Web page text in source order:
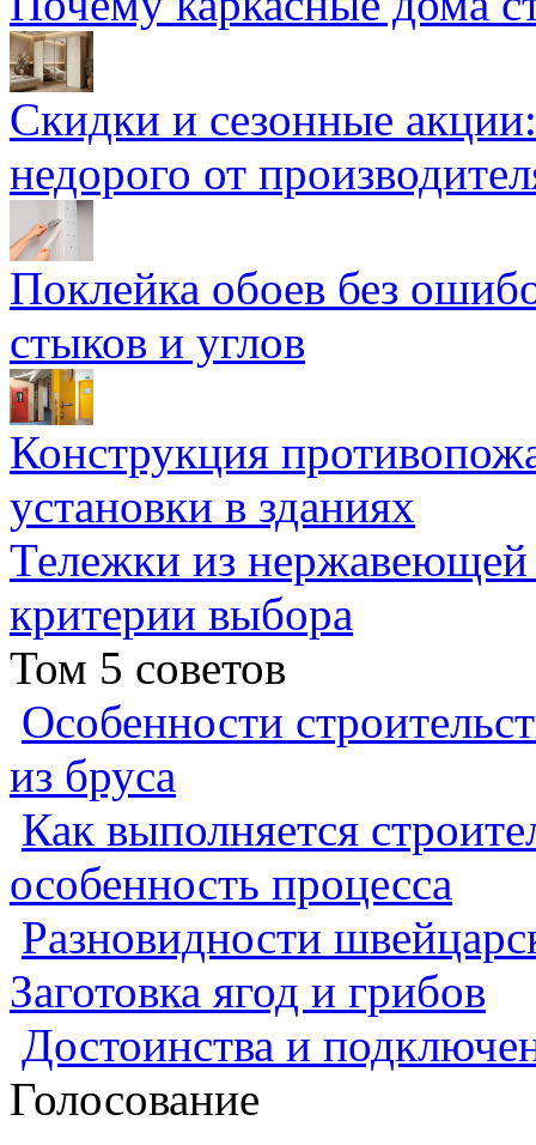
Скидки и сезонные
недорого от
Поклейка обоев без
стыков и углов
Конструкция
установки в зданиях
Тележки из
критерии выбора
Том 5 советов
Особенности
из бруса
Как выполняется
особенность процесса
Разновидности
Заготовка ягод и грибов
Достоинства и
Голосование